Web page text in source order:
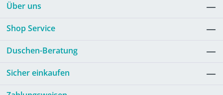
Über uns
Shop Service
Duschen-Beratung
Sicher einkaufen